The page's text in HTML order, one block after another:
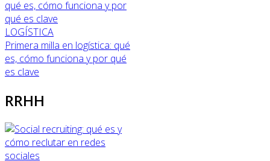
LOGÍSTICA
Primera milla en logística: qué
es, cómo funciona y por qué
es clave
RRHH